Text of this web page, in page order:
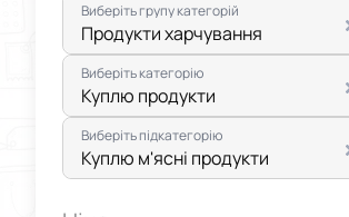
Виберіть групу категорій
Продукти харчування
Виберіть категорію
Куплю продукти
Виберіть підкатегорію
Куплю м'ясні продукти